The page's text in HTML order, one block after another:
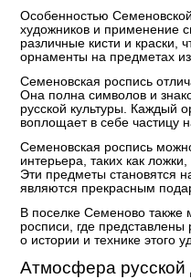
Особенностью
художников и применение
различные кисти и краски,
орнаменты на предметах
Семеновская роспись
Она полна символов и
русской культуры. Каждый
воплощает в себе частицу
Семеновская роспись
интерьера, таких как
Эти предметы становятся
являются прекрасным
В поселке Семеново также
росписи, где
о истории и технике этого
Атмосфера